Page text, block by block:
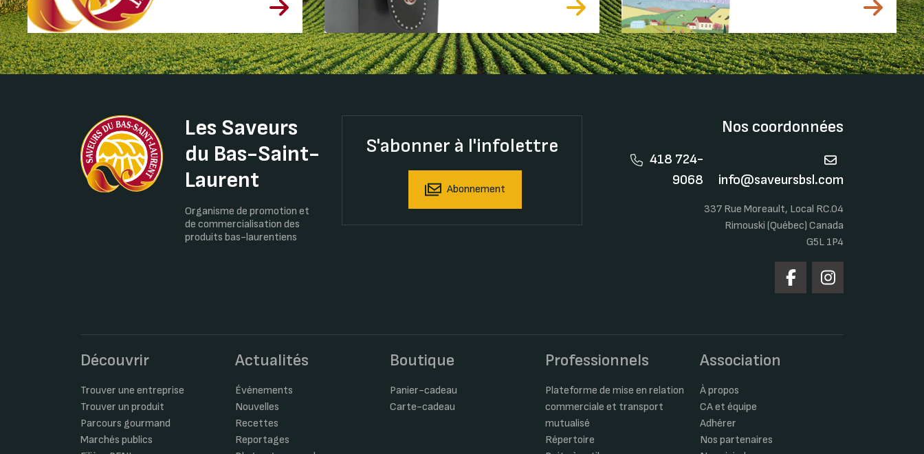
Les Saveurs
du Bas-Saint-
Laurent
Organisme de promotion et
de commercialisation des
produits bas-laurentiens
S'abonner à l'infolettre
Abonnement
Nos coordonnées
418 724-
9068
info@saveursbsl.com
337 Rue Moreault, Local RC.04
Rimouski (Québec) Canada
G5L 1P4
Découvrir
Trouver une entreprise
Trouver un produit
Parcours gourmand
Marchés publics
Actualités
Événements
Nouvelles
Recettes
Reportages
Boutique
Panier-cadeau
Carte-cadeau
Professionnels
Plateforme de mise en relation
commerciale et transport
mutualisé
Répertoire
Association
À propos
CA et équipe
Adhérer
Nos partenaires